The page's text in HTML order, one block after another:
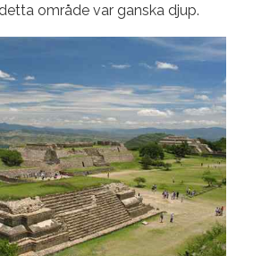
område var ganska djup.